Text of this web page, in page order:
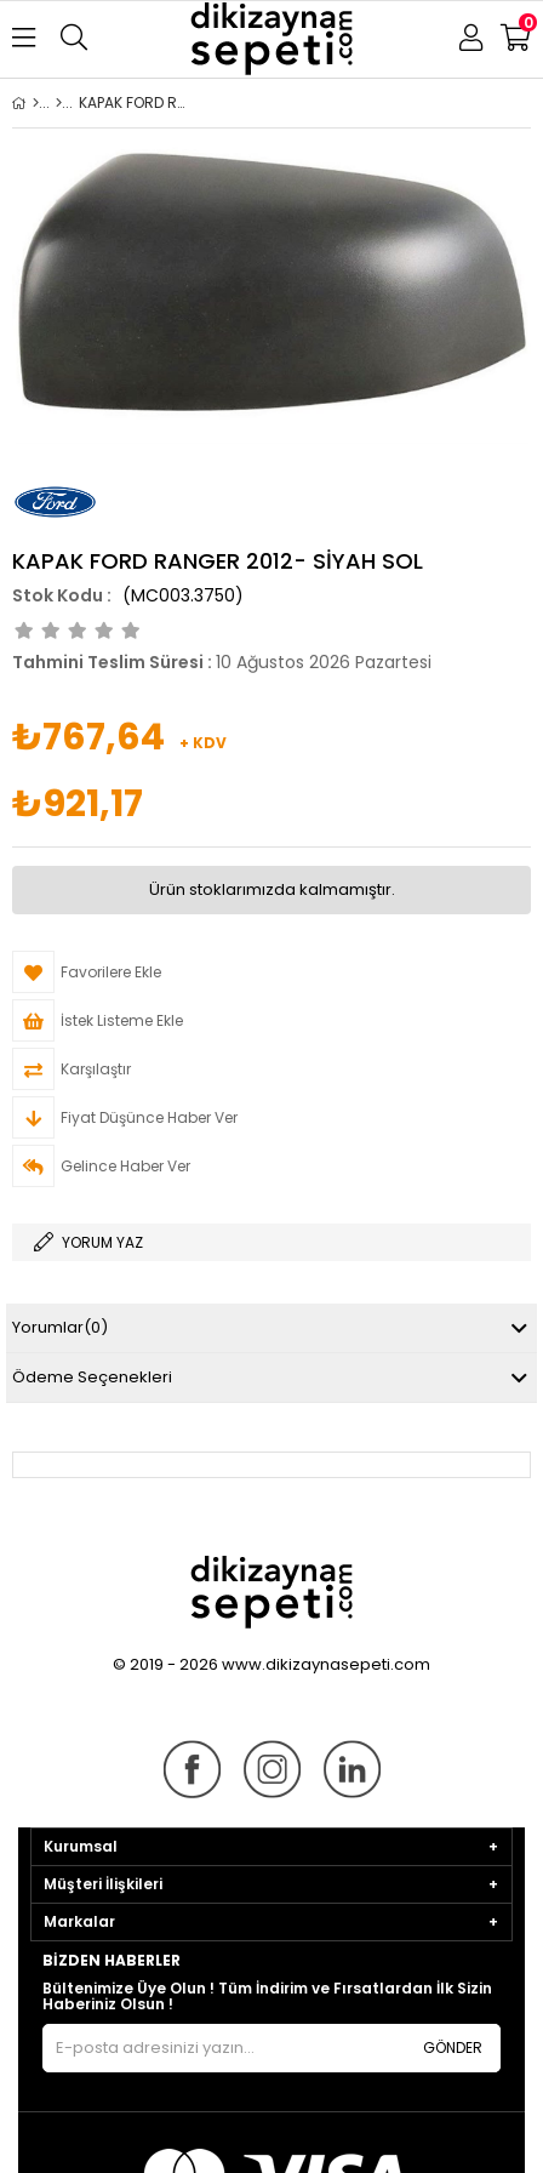
0
KAPAK FORD RANGER 2012- SİYAH SOL
KAPAK FORD RANGER 2012- SİYAH SOL
(MC003.3750)
Tahmini Teslim Süresi : 10 Ağustos 2026 Pazartesi
₺767,64 + KDV
₺921,17
Ürün stoklarımızda kalmamıştır.
Favorilere Ekle
İstek Listeme Ekle
Karşılaştır
Fiyat Düşünce Haber Ver
Gelince Haber Ver
YORUM YAZ
Yorumlar(0)
Ödeme Seçenekleri
© 2019 - 2026 www.dikizaynasepeti.com
Kurumsal
Müşteri İlişkileri
Markalar
BIZDEN HABERLER
Bültenimize Üye Olun ! Tüm İndirim ve Fırsatlardan İlk Sizin
Haberiniz Olsun !
GÖNDER